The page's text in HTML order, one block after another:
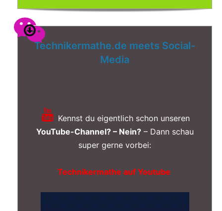
Technikermathe.de meets Social-
Media
Kennst du eigentlich schon unseren
YouTube-Channel? – Nein?– Dann schau
super gerne vorbei:
Technikermathe auf Youtube